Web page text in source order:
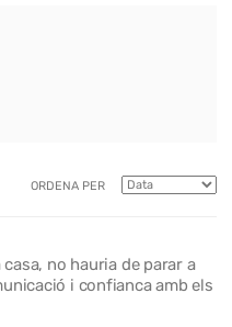
ORDENA PER
no hauria de parar a
i confianca amb els